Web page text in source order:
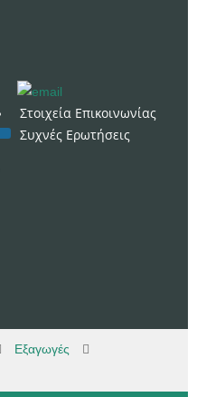
Στοιχεία Επικοινωνίας
Συχνές Ερωτήσεις
Εξαγωγές